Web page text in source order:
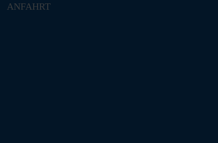
ANFAHRT